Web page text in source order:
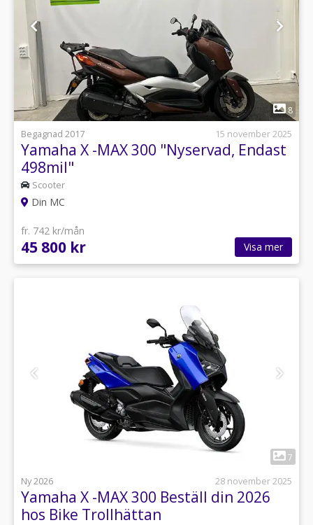
1
8
Begagnad 2017
15 november 2025
Yamaha X -MAX 300 "Nyservad, Endast
498mil"
Scooter
Din MC
fr. 742 kr/mån
45 800 kr Visa mer
7
Ny 2026
28 november 2025
Yamaha X -MAX 300 Beställ din 2026
hos Bike Trollhättan